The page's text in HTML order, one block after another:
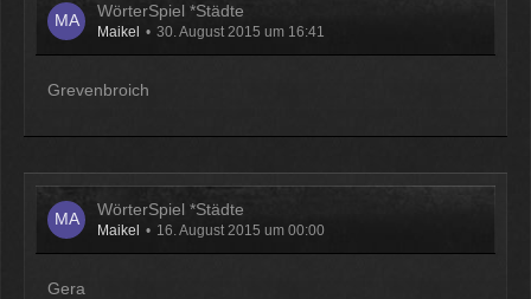
WörterSpiel *Städte
Maikel 30. August 2015 um 16:41
Grevenbroich
WörterSpiel *Städte
Maikel 16. August 2015 um 00:00
Gera